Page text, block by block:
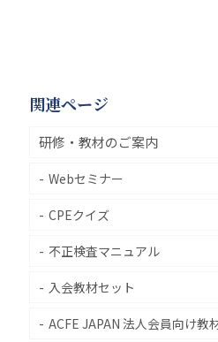
関連ページ
研修・教材のご案内
Webセミナー
CPEクイズ
不正検査マニュアル
入会教材セット
ACFE JAPAN 法人会員向け教